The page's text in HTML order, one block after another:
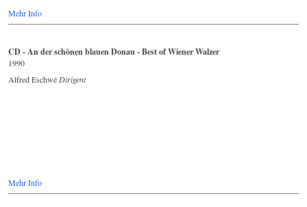
Mehr Info
CD - An der schönen blauen Donau - Best of Wiener Walzer
1990
Alfred Eschwé Dirigent
Mehr Info